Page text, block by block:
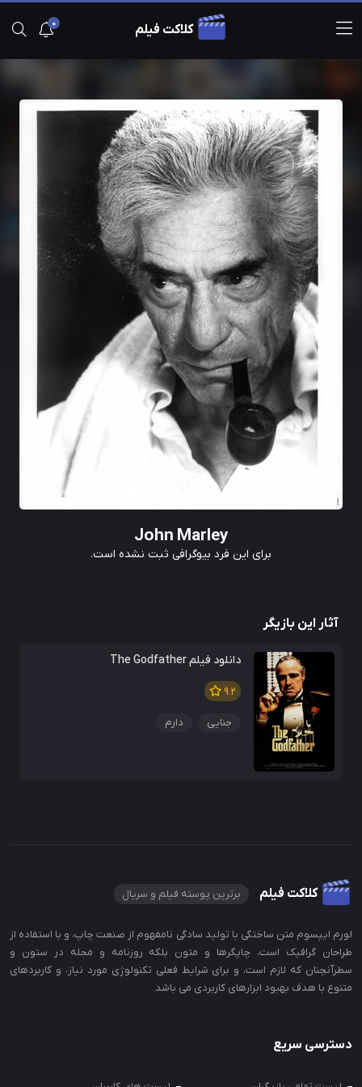
0 کلاکت فیلم
John Marley
برای این فرد بیوگرافی ثبت نشده است.
آثار این بازیگر
دانلود فیلم The Godfather
9.2
جنایی دارم
کلاکت فیلم برترین پوسته فیلم و سریال
لورم ایپسوم متن ساختگی با تولید سادگی نامفهوم از صنعت چاپ، و با استفاده از
طراحان گرافیک است، چاپگرها و متون بلکه روزنامه و مجله در ستون و
سطرآنچنان که لازم است، و برای شرایط فعلی تکنولوژی مورد نیاز، و کاربردهای
متنوع با هدف بهبود ابزارهای کاربردی می باشد.
دسترسی سریع